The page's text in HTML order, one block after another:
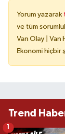
Yorum yazarak
ve tüm
Van Olay | Van
Ekonomi hiçbir
Trend